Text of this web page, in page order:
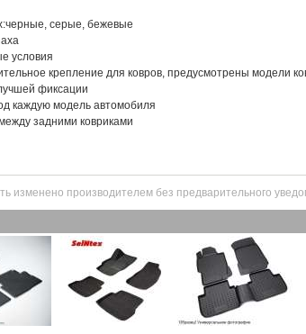
серые, бежевые
условия
крепление для ковров, предусмотрены модели
фиксации
каждую модель автомобиля
задними ковриками
изменено производителем без предварительного